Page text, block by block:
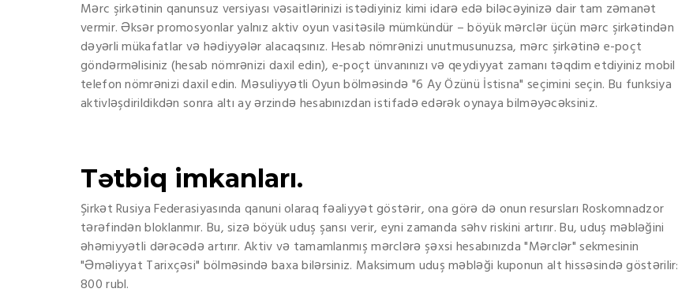
Mərc şirkətinin qanunsuz versiyası vəsaitlərinizi istədiyiniz kimi idarə edə biləcəyinizə dair tam zəmanət
vermir. Əksər promosyonlar yalnız aktiv oyun vasitəsilə mümkündür – böyük mərclər üçün mərc şirkətindən
dəyərli mükafatlar və hədiyyələr alacaqsınız. Hesab nömrənizi unutmusunuzsa, mərc şirkətinə e-poçt
göndərməlisiniz (hesab nömrənizi daxil edin), e-poçt ünvanınızı və qeydiyyat zamanı təqdim etdiyiniz mobil
telefon nömrənizi daxil edin. Məsuliyyətli Oyun bölməsində "6 Ay Özünü İstisna" seçimini seçin. Bu funksiya
aktivləşdirildikdən sonra altı ay ərzində hesabınızdan istifadə edərək oynaya bilməyəcəksiniz.
Tətbiq imkanları.
Şirkət Rusiya Federasiyasında qanuni olaraq fəaliyyət göstərir, ona görə də onun resursları Roskomnadzor
tərəfindən bloklanmır. Bu, sizə böyük uduş şansı verir, eyni zamanda səhv riskini artırır. Bu, uduş məbləğini
əhəmiyyətli dərəcədə artırır. Aktiv və tamamlanmış mərclərə şəxsi hesabınızda "Mərclər" sekmesinin
"Əməliyyat Tarixçəsi" bölməsində baxa bilərsiniz. Maksimum uduş məbləği kuponun alt hissəsində göstərilir:
800 rubl.